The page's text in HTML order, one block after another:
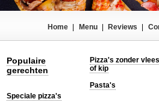
Home Menu Reviews
Populaire
gerechten
Speciale pizza's
Pizza's zonder vlees
of kip
Pasta's